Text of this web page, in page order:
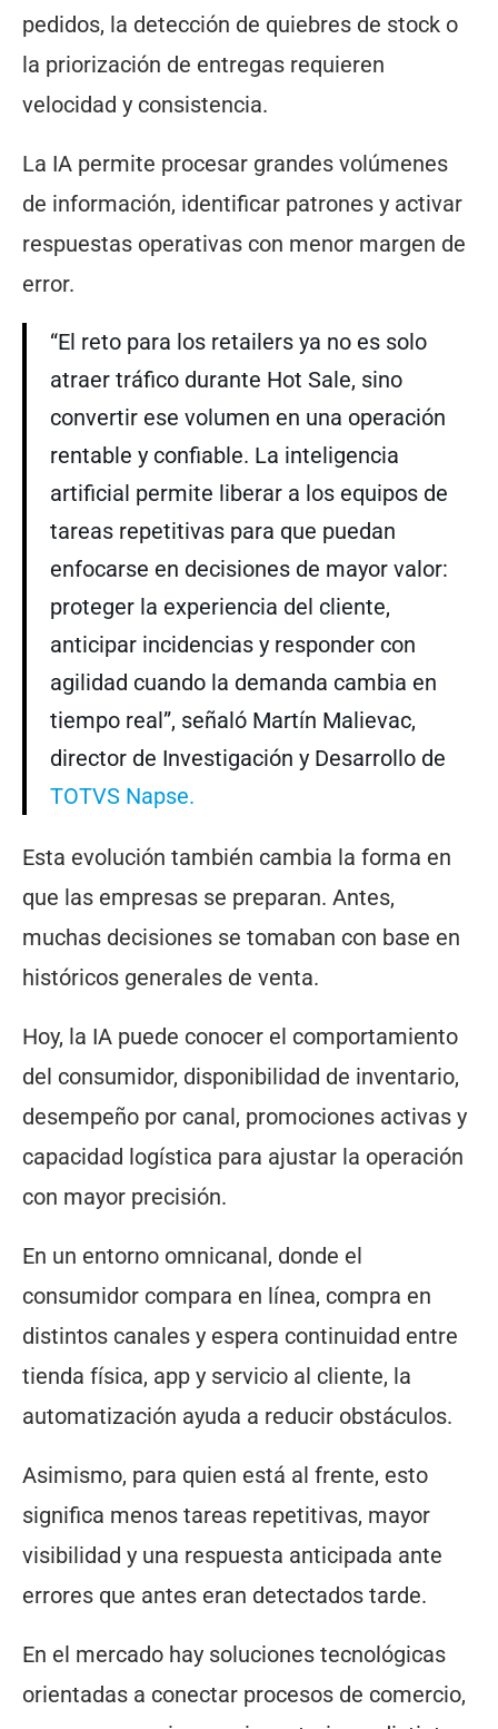
pedidos, la detección de quiebres de stock o
la priorización de entregas requieren
velocidad y consistencia.
La IA permite procesar grandes volúmenes
de información, identificar patrones y activar
respuestas operativas con menor margen de
error.
“El reto para los retailers ya no es solo
atraer tráfico durante Hot Sale, sino
convertir ese volumen en una operación
rentable y confiable. La inteligencia
artificial permite liberar a los equipos de
tareas repetitivas para que puedan
enfocarse en decisiones de mayor valor:
proteger la experiencia del cliente,
anticipar incidencias y responder con
agilidad cuando la demanda cambia en
tiempo real”, señaló Martín Malievac,
director de Investigación y Desarrollo de
TOTVS Napse.
Esta evolución también cambia la forma en
que las empresas se preparan. Antes,
muchas decisiones se tomaban con base en
históricos generales de venta.
Hoy, la IA puede conocer el comportamiento
del consumidor, disponibilidad de inventario,
desempeño por canal, promociones activas y
capacidad logística para ajustar la operación
con mayor precisión.
En un entorno omnicanal, donde el
consumidor compara en línea, compra en
distintos canales y espera continuidad entre
tienda física, app y servicio al cliente, la
automatización ayuda a reducir obstáculos.
Asimismo, para quien está al frente, esto
significa menos tareas repetitivas, mayor
visibilidad y una respuesta anticipada ante
errores que antes eran detectados tarde.
En el mercado hay soluciones tecnológicas
orientadas a conectar procesos de comercio,